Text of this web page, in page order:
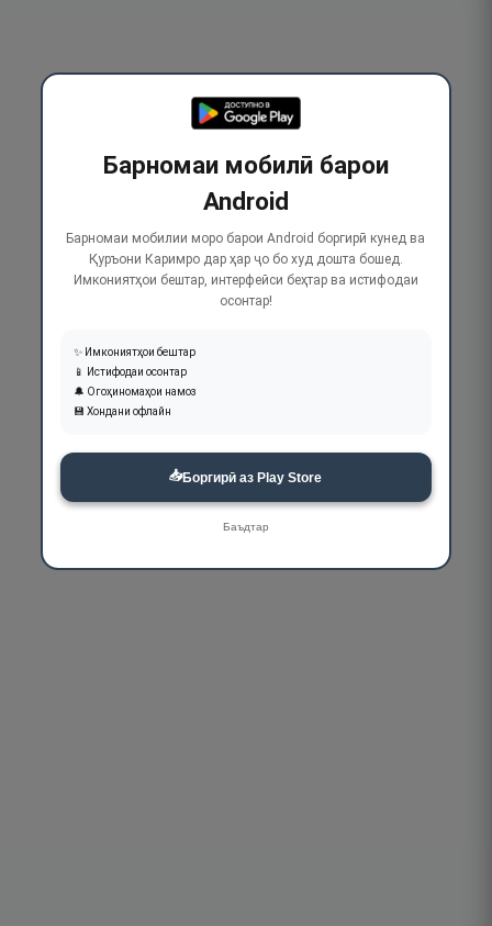
Барномаи мобилӣ барои
Android
Барномаи мобилии моро барои Android боргирӣ кунед ва
Қуръони Каримро дар ҳар ҷо бо худ дошта бошед.
Имкониятҳои бештар, интерфейси беҳтар ва истифодаи
осонтар!
✨ Имкониятҳои бештар
📱 Истифодаи осонтар
🔔 Огоҳиномаҳои намоз
💾 Хондани офлайн
📥Боргирӣ аз Play Store
Баъдтар